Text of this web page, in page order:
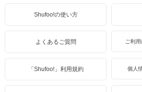
Shufoo!の使い方
よくあるご質問 ご利
「Shufoo!」利用規約 個人